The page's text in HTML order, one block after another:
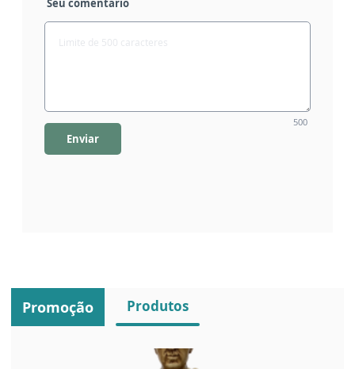
Seu comentário
500
Enviar
Promoção Produtos